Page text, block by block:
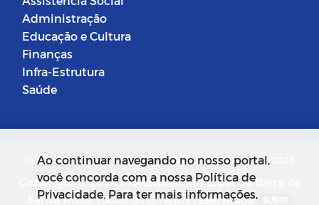
Administração
Educação e Cultura
Finanças
Infra-Estrutura
Saúde
Versão do Sistema: 5.0.268 Data da Versão: 18/03/2026
Copyright © 2026 Prefeitura Municipal de Barra de
Santa Rosa. Todos os direitos reservados.
Ao continuar navegando no nosso portal,
você concorda com a nossa Política de
Privacidade. Para ter mais informações,